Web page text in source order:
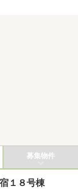
募集物件
１８号棟